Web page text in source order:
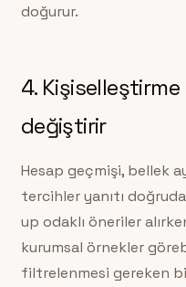
doğurur.
4.
değiştirir
Hesap geçmişi, bellek
tercihler yanıtı
up odaklı öneriler
kurumsal örnekler
filtrelenmesi gereken